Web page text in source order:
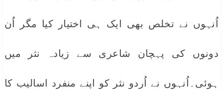
اُنہوں نے تخلص بھی ایک ہی اختیار کیا مگر اُن
دونوں کی پہچان شاعری سے زیادہ نثر میں
ہوئی۔اُنہوں نے اُردو نثر کو اپنے منفرد اسالیب کا